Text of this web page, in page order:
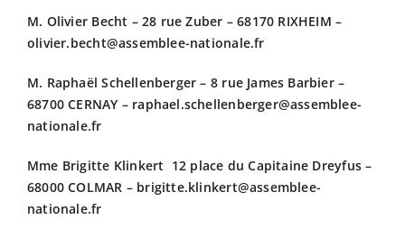
M. Olivier Becht – 28 rue Zuber – 68170 RIXHEIM –
olivier.becht@assemblee-nationale.fr
M. Raphaël Schellenberger – 8 rue James Barbier –
68700 CERNAY – raphael.schellenberger@assemblee-
nationale.fr
Mme Brigitte Klinkert 12 place du Capitaine Dreyfus –
68000 COLMAR – brigitte.klinkert@assemblee-
nationale.fr